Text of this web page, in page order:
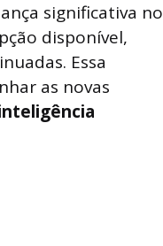
significativa no
disponível,
Essa
as novas